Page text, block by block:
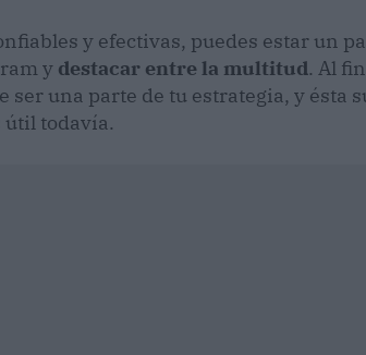
y efectivas, puedes estar un
y destacar entre la multitud. Al
una parte de tu estrategia, y ésta
útil todavía.